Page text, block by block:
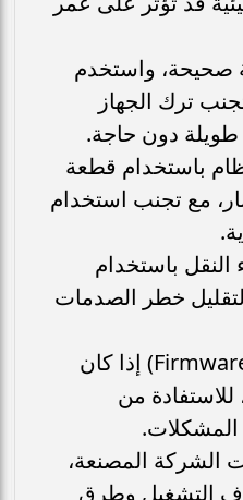
صحيحة، واستخدم
ترك الجهاز
طويلة دون حاجة.
باستخدام قطعة
مع تجنب استخدام
باستخدام
خطر الصدمات
حدّث البرنامج الثابت (Firmware) إذا كان
للاستفادة من
المشكلات.
الشركة المصنعة،
التشغيل وطرق